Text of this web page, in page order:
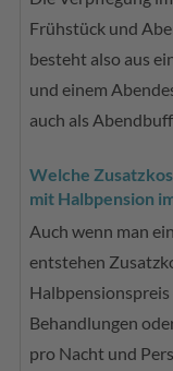
Frühstück und
besteht also aus
und einem
auch als
Welche
mit Halbpension
Auch wenn man
entstehen
Halbpensionspreis
Behandlungen
pro Nacht und